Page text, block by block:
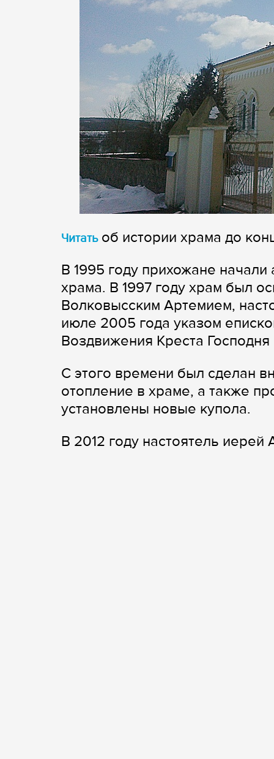
Читатьоб истории храма до
В 1995 году прихожане начали
храма. В 1997 году храм был
Волковысским Артемием,
июле 2005 года указом
Воздвижения Креста
С этого времени был сделан
отопление в храме, а также
установлены новые купола.
В 2012 году настоятель